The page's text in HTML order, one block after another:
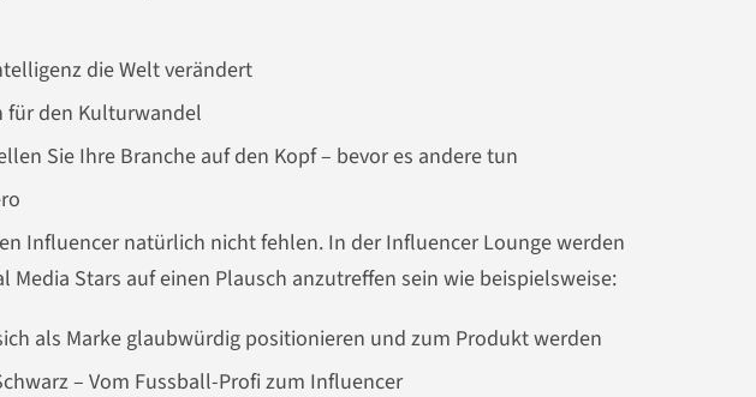
die Welt verändert
für den Kulturwandel
Sie Ihre Branche auf den Kopf – bevor es andere tun
Influencer natürlich nicht fehlen. In der Influencer Lounge werden
Stars auf einen Plausch anzutreffen sein wie beispielsweise:
als Marke glaubwürdig positionieren und zum Produkt werden
– Vom Fussball-Profi zum Influencer